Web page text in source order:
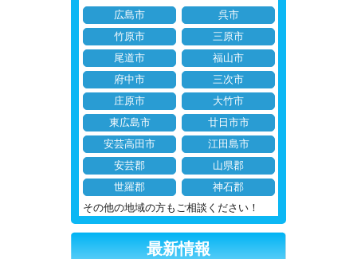
広島市
呉市
竹原市
三原市
尾道市
福山市
府中市
三次市
庄原市
大竹市
東広島市
廿日市市
安芸高田市
江田島市
安芸郡
山県郡
世羅郡
神石郡
その他の地域の方もご相談ください！
最新情報